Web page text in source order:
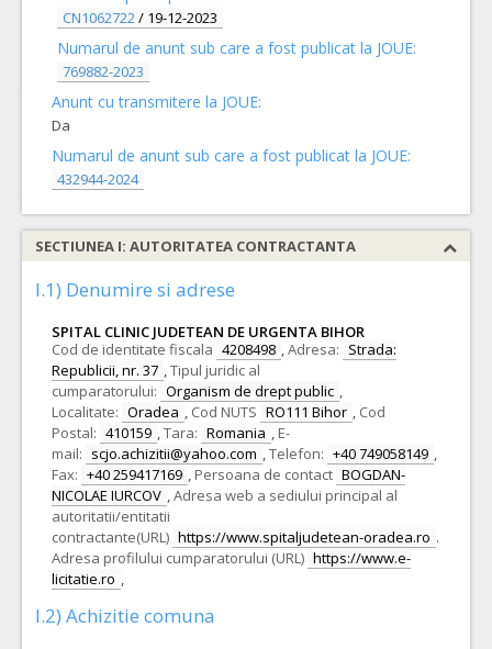
CN1062722/ 19-12-2023
Numarul de anunt sub care a fost publicat la JOUE:
769882-2023
Anunt cu transmitere la JOUE:
Da
Numarul de anunt sub care a fost publicat la JOUE:
432944-2024
SECTIUNEA I: AUTORITATEA CONTRACTANTA
I.1) Denumire si adrese
SPITAL CLINIC JUDETEAN DE URGENTA BIHOR
Cod de identitate fiscala 4208498 ,Adresa: Strada:
Republicii, nr. 37 ,Tipul juridic al
cumparatorului: Organism de drept public ,
Localitate: Oradea , Cod NUTS RO111 Bihor , Cod
Postal: 410159 ,Tara: Romania , E-
mail: scjo.achizitii@yahoo.com ,Telefon: +40 749058149 ,
Fax: +40 259417169 , Persoana de contact BOGDAN-
NICOLAE IURCOV ,Adresa web a sediului principal al
autoritatii/entitatii
contractante(URL) https://www.spitaljudetean-oradea.ro .
Adresa profilului cumparatorului (URL) https://www.e-
licitatie.ro ,
I.2) Achizitie comuna